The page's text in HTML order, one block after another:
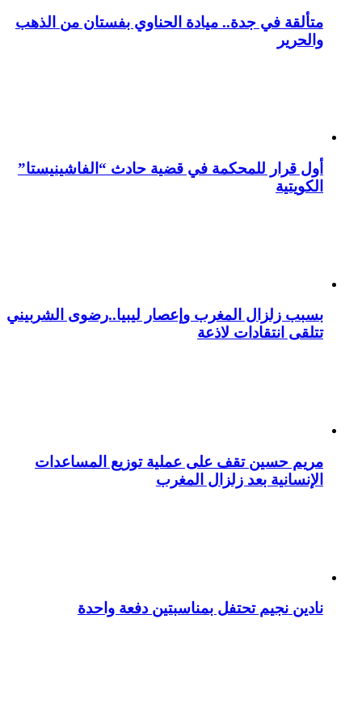
متألقة في جدة.. ميادة الحناوي بفستان من الذهب
والحرير
أول قرار للمحكمة في قضية حادث “الفاشينيستا”
الكويتية
بسبب زلزال المغرب وإعصار ليبيا..رضوى الشربيني
تتلقى انتقادات لاذعة
مريم حسين تقف على عملية توزيع المساعدات
الإنسانية بعد زلزال المغرب
نادين نجيم تحتفل بمناسبتين دفعة واحدة